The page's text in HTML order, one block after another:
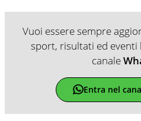
Vuoi essere sempre
sport, risultati ed eventi
canale
Entra nel